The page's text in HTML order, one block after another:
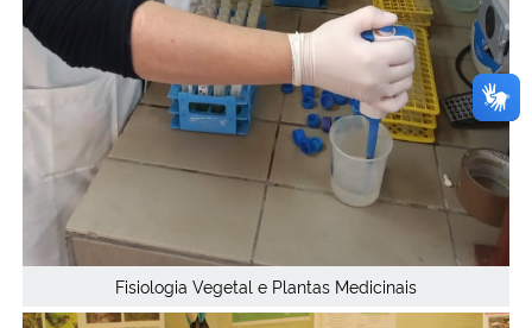
Fisiologia Vegetal e Plantas Medicinais